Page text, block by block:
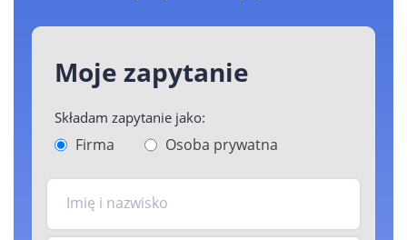
Moje zapytanie
Składam zapytanie jako:
Firma Osoba prywatna
Imię i nazwisko